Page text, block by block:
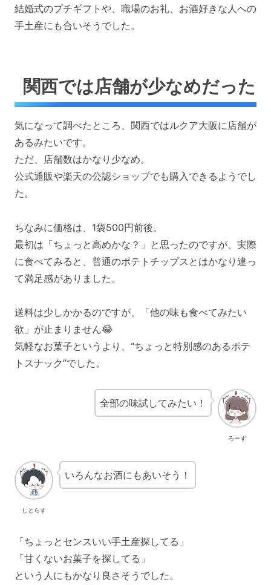
結婚式のプチギフトや、職場のお礼、お酒好きな人への
手土産にも合いそうでした。
関西では店舗が少なめだった
気になって調べたところ、関西ではルクア大阪に店舗が
あるみたいです。
ただ、店舗数はかなり少なめ。
公式通販や楽天の公認ショップでも購入できるようでし
た。
ちなみに価格は、1袋500円前後。
最初は「ちょっと高めかな？」と思ったのですが、実際
に食べてみると、普通のポテトチップスとはかなり違っ
て満足感がありました。
送料は少しかかるのですが、「他の味も食べてみたい
欲」が止まりません😂
気軽なお菓子というより、“ちょっと特別感のあるポテ
トスナック”でした。
ろーず
全部の味試してみたい！
しとらす
いろんなお酒にもあいそう！
「ちょっとセンスいい手土産探してる」
「甘くないお菓子を探してる」
という人にもかなり良さそうでした。